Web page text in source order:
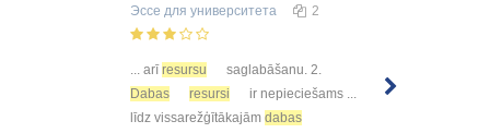
Эссе для университета 2
... arīresursu
saglabāšanu. 2.
Dabas
resursi
ir nepieciešams ...
līdz vissarežģītākajām dabas